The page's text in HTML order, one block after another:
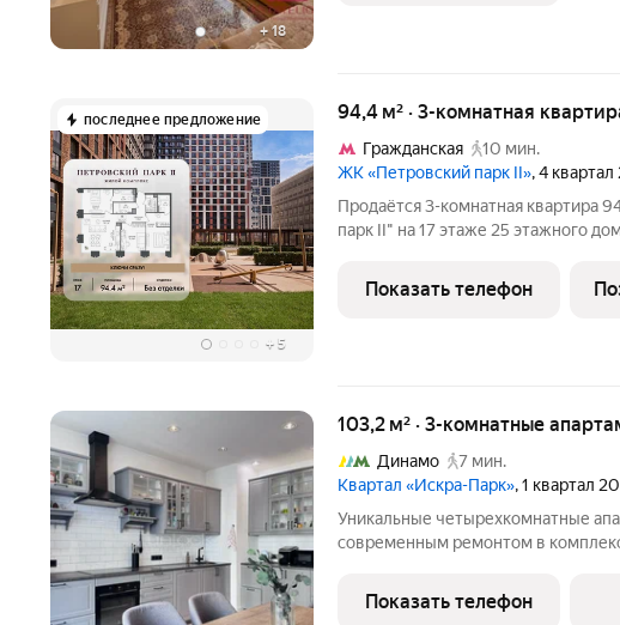
+ 18
последнее предложение
+ 5
94,4 м² · 3-комнатная
Гражданская
10 мин.
ЖК «Петровский парк II», 4
Продаётся 3-комнатная квартира
парк II" на 17 этаже 25 этажного
иначе. Здесь история и масштаб
Показать телефон
103,2 м² · 3-комнатные
Динамо
7 мин.
Квартал «Искра-Парк», 1 квартал
Уникальные четырехкомнатные
современным ремонтом в
Проект состоит из 10 не высотных
гранитом и
Показать телефон